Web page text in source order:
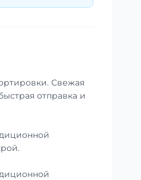
Свежая
отправка и